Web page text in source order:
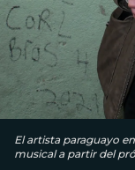
El artista paraguayo
musical a partir del